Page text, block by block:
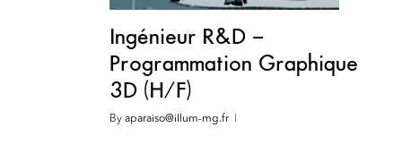
Ingénieur R&D –
Programmation Graphique
3D (H/F)
By aparaiso@illum-mg.fr